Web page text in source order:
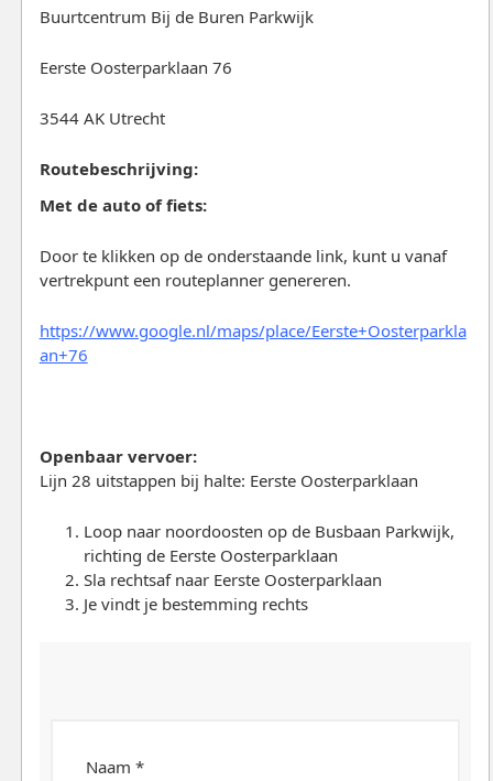
Buurtcentrum Bij de Buren Parkwijk
Eerste Oosterparklaan 76
3544 AK Utrecht
Routebeschrijving:
Met de auto of fiets:
Door te klikken op de onderstaande link, kunt u vanaf
vertrekpunt een routeplanner genereren.
https://www.google.nl/maps/place/Eerste+Oosterparkla
an+76
Openbaar vervoer:
Lijn 28 uitstappen bij halte: Eerste Oosterparklaan
Loop naar noordoosten op de Busbaan Parkwijk,
richting de Eerste Oosterparklaan
Sla rechtsaf naar Eerste Oosterparklaan
Je vindt je bestemming rechts
Naam *